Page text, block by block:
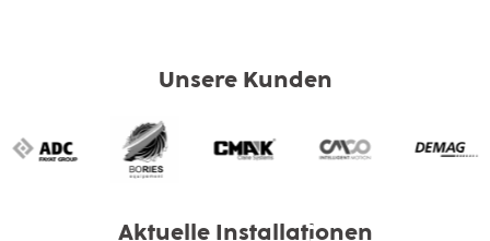
Unsere Kunden
Aktuelle Installationen